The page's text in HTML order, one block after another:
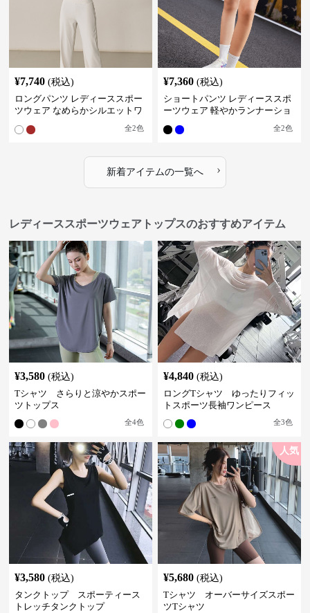
¥7,740 (税込)
ロングパンツ レディーススポー
ツウェア なめらかシルエットワ
全2色
¥7,360 (税込)
ショートパンツ レディーススポ
ーツウェア 軽やかランナーショ
全2色
新着アイテムの一覧へ ›
レディーススポーツウェアトップスのおすすめアイテム
¥3,580 (税込)
Tシャツ さらりと涼やかスポー
ツトップス
全4色
¥4,840 (税込)
ロングTシャツ ゆったりフィッ
トスポーツ長袖ワンピース
全3色
¥3,580 (税込)
タンクトップ スポーティース
トレッチタンクトップ
人気
¥5,680 (税込)
Tシャツ オーバーサイズスポー
ツTシャツ